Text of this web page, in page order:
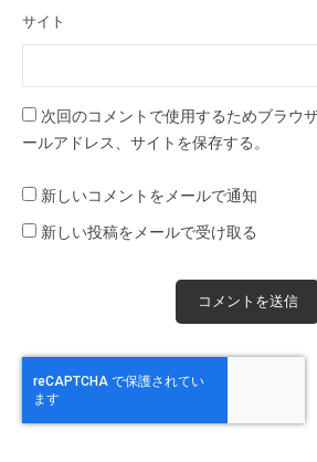
サイト
次回のコメントで使用するためブラウ
ールアドレス、サイトを保存する。
新しいコメントをメールで通知
新しい投稿をメールで受け取る